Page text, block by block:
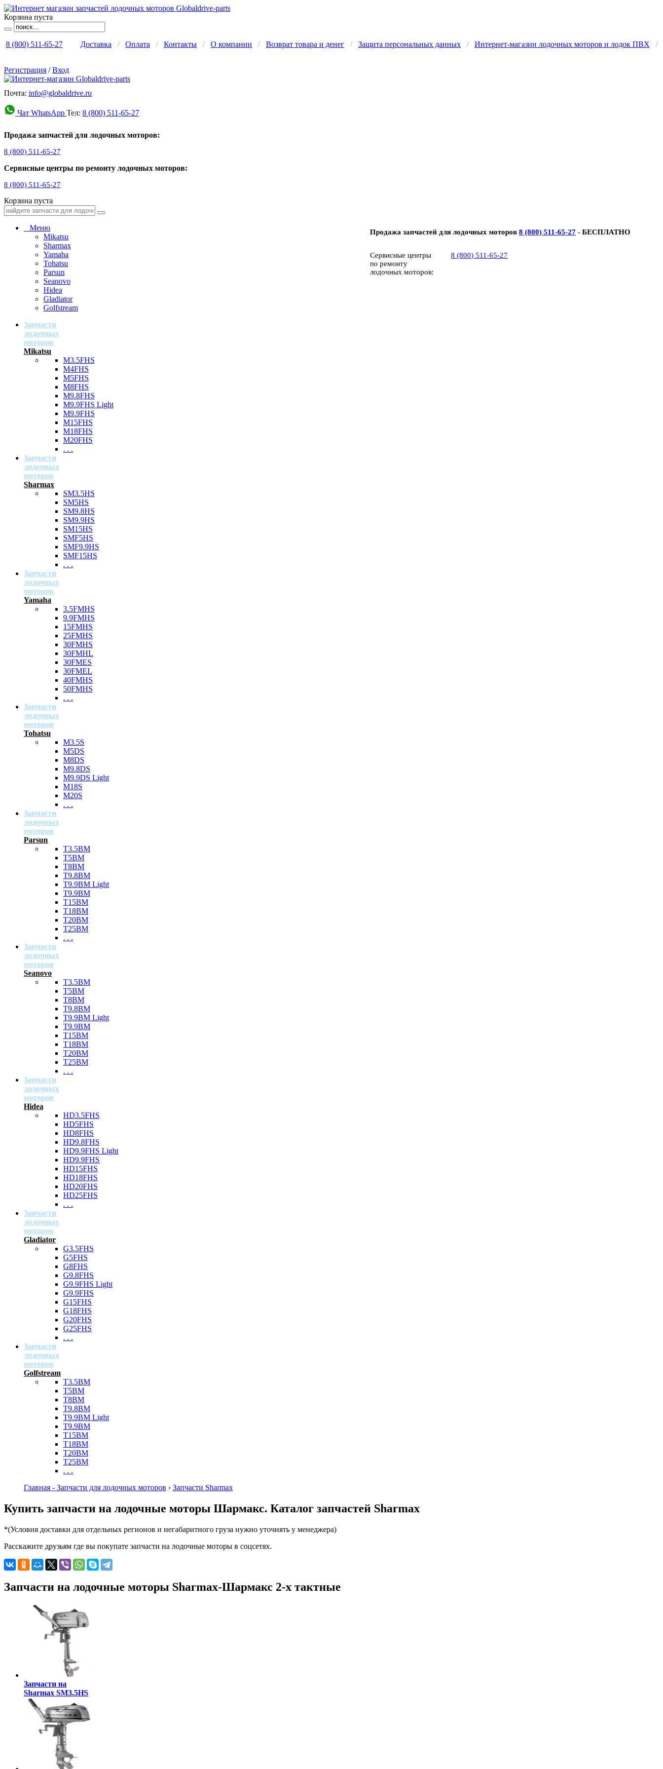
Корзина пуста
8 (800) 511-65-27 Доставка / Оплата / Контакты / О компании / Возврат товара и денег / Защита персональных данных / Интернет-магазин лодочных моторов и лодок ПВХ /
Регистрация /Вход
Почта: info@globaldrive.ru
Чат WhatsApp Тел: 8 (800) 511-65-27
Продажа запчастей для лодочных моторов:
8 (800) 511-65-27
Сервисные центры по ремонту лодочных моторов:
8 (800) 511-65-27
Корзина пуста
Продажа запчастей для лодочных моторов 8 (800) 511-65-27 - БЕСПЛАТНО
Сервисные центры
по ремонту
лодочных моторов:
8 (800) 511-65-27
Меню
Mikatsu
Sharmax
Yamaha
Tohatsu
Parsun
Seanovo
Hidea
Gladiator
Golfstream
Запчасти
лодочных
моторов
Mikatsu
M3.5FHS
M4FHS
M5FHS
M8FHS
M9.8FHS
M9.9FHS Light
M9.9FHS
M15FHS
M18FHS
M20FHS
. . .
Запчасти
лодочных
моторов
Sharmax
SM3.5HS
SM5HS
SM9.8HS
SM9.9HS
SM15HS
SMF5HS
SMF9.9HS
SMF15HS
. . .
Запчасти
лодочных
моторов
Yamaha
3.5FMHS
9.9FMHS
15FMHS
25FMHS
30FMHS
30FMHL
30FMES
30FMEL
40FMHS
50FMHS
. . .
Запчасти
лодочных
моторов
Tohatsu
M3.5S
M5DS
M8DS
M9.8DS
M9.9DS Light
M18S
M20S
. . .
Запчасти
лодочных
моторов
Parsun
T3.5BM
T5BM
T8BM
T9.8BM
T9.9BM Light
T9.9BM
T15BM
T18BM
T20BM
T25BM
. . .
Запчасти
лодочных
моторов
Seanovo
T3.5BM
T5BM
T8BM
T9.8BM
T9.9BM Light
T9.9BM
T15BM
T18BM
T20BM
T25BM
. . .
Запчасти
лодочных
моторов
Hidea
HD3.5FHS
HD5FHS
HD8FHS
HD9.8FHS
HD9.9FHS Light
HD9.9FHS
HD15FHS
HD18FHS
HD20FHS
HD25FHS
. . .
Запчасти
лодочных
моторов
Gladiator
G3.5FHS
G5FHS
G8FHS
G9.8FHS
G9.9FHS Light
G9.9FHS
G15FHS
G18FHS
G20FHS
G25FHS
. . .
Запчасти
лодочных
моторов
Golfstream
T3.5BM
T5BM
T8BM
T9.8BM
T9.9BM Light
T9.9BM
T15BM
T18BM
T20BM
T25BM
. . .
Главная - Запчасти для лодочных моторов › Запчасти Sharmax
Купить запчасти на лодочные моторы Шармакс. Каталог запчастей Sharmax
*(Условия доставки для отдельных регионов и негабаритного груза нужно уточнять у менеджера)
Расскажите друзьям где вы покупате запчасти на лодочные моторы в соцсетях.
Запчасти на лодочные моторы Sharmax-Шармакс 2-х тактные
Запчасти на
Sharmax SM3.5HS